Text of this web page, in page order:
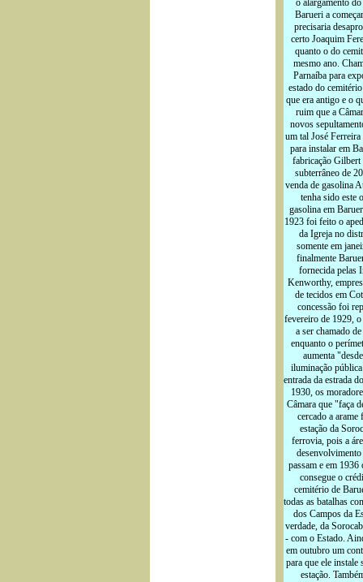
o alargamento
Barueri a
precisaria
certo Joaquim
quanto o do
mesmo ano.
Parnaíba para
estado do
que era antigo e o
ruim que a
novos
um tal José
para instalar em
fabricação
subterrâneo de
venda de gasolina
tenha sido este
gasolina em
1923 foi feito o
da Igreja no
somente em
finalmente
fornecida pelas
Kenworthy,
de tecidos em
concessão foi
fevereiro de 1929, o
a ser chamado
enquanto o
aumenta
iluminação
entrada da estrada
1930, os
Câmara que "faça
cercado a arame
estação da
ferrovia, pois a
passam e em 1936
consegue o
cemitério de
todas as batalhas
dos Campos da
verdade, da
- com o Estado.
em outubro um
para que ele
estação.